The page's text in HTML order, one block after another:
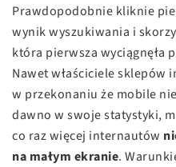
Prawdopodobnie kliknie
wynik wyszukiwania i
która pierwsza wyciągnęła
Nawet właściciele sklepów
w przekonaniu że mobile
dawno w swoje statystyki,
co raz więcej internautów
na małym ekranie.